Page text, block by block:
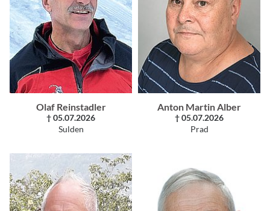
Olaf Reinstadler
† 05.07.2026
Sulden
Anton Martin Alber
† 05.07.2026
Prad